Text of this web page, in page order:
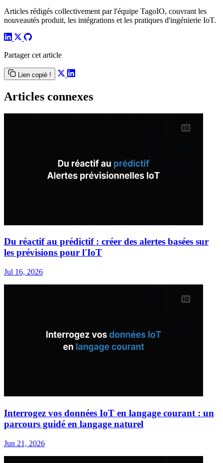
Articles rédigés collectivement par l'équipe TagoIO, couvrant les
nouveautés produit, les intégrations et les pratiques d'ingénierie IoT.
Partager cet article
Lien copié !
Articles connexes
Du réactif au prédictif : créer des alertes basées sur
les prévisions pour l'IoT
Jul 16, 2026
Interrogez vos données IoT en langage courant : un
parcours guidé en langage naturel
Jun 21, 2026